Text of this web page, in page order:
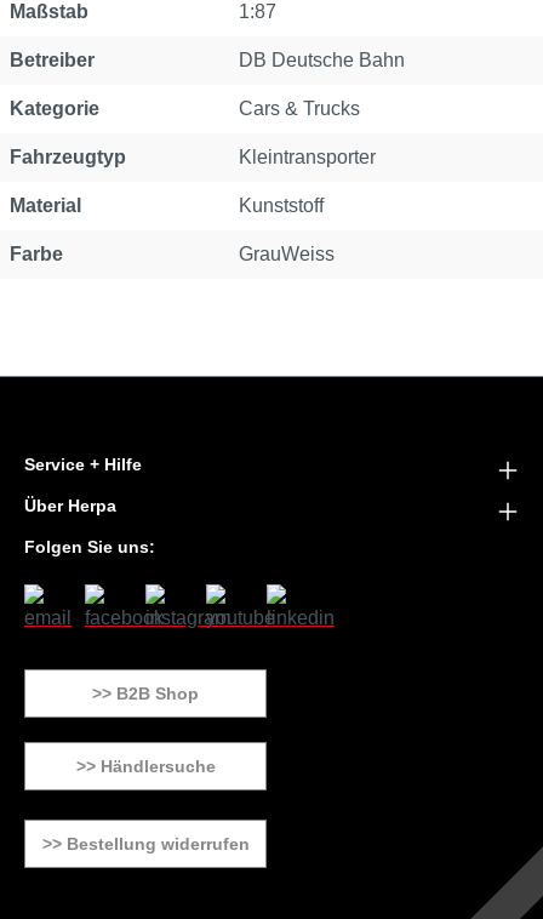
Maßstab 1:87
Betreiber DB Deutsche Bahn
Kategorie Cars & Trucks
Fahrzeugtyp Kleintransporter
Material Kunststoff
Farbe GrauWeiss
Service + Hilfe
Über Herpa
Folgen Sie uns:
>> B2B Shop
>> Händlersuche
>> Bestellung widerrufen